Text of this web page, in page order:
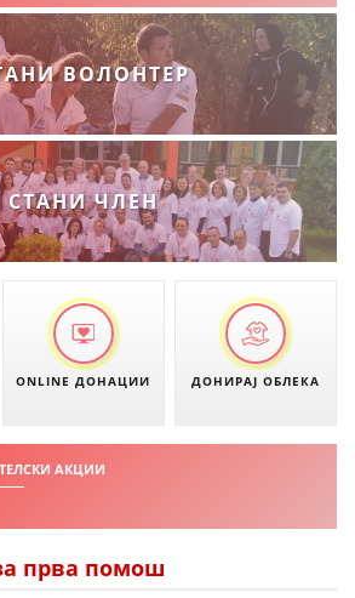
ВОЛОНТЕР
СТАНИ ЧЛЕН
ONLINE ДОНАЦИИ ДОНИРАЈ ОБЛЕКА
АКЦИИ
прва помош